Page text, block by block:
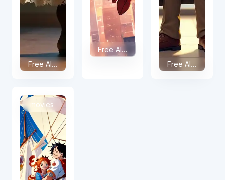
Free AI Shrek Face Swap
Free AI spiderman Swap
Free AI MrBean Swap
movies